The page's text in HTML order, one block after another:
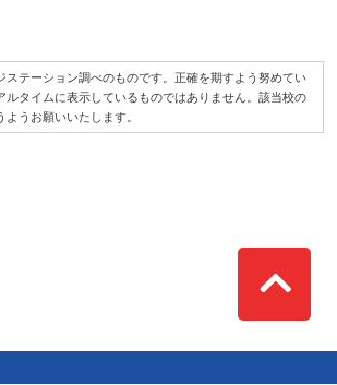
ステーション調べのものです。正確を期すよう努めてい
ルタイムに表示しているものではありません。該当校の
うお願いいたします。
Top